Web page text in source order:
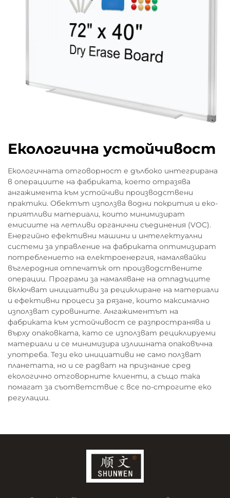
Екологична устойчивост
Екологичната отговорност е дълбоко интегрирана
в операциите на фабриката, което отразява
ангажимента към устойчиви производствени
практики. Обектът използва водни покрития и еко-
приятливи материали, които минимизират
емисиите на летливи органични съединения (VOC).
Енергийно ефективни машини и интелектуални
системи за управление на фабриката оптимизират
потреблението на електроенергия, намалявайки
въглеродния отпечатък от производствените
операции. Програми за намаляване на отпадъците
включват инициативи за рециклиране на материали
и ефективни процеси за рязане, които максимално
използват суровините. Ангажиментът на
фабриката към устойчивост се разпространява и
върху опаковката, като се използват рециклируеми
материали и се минимизира излишната опаковъчна
употреба. Тези еко инициативи не само ползват
планетата, но и се радват на признание сред
екологично отговорните клиенти, а също така
помагат за съответствие с все по-строгите еко
регулации.